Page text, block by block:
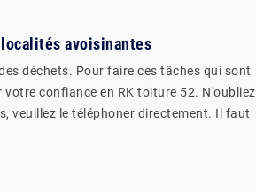
avoisinantes
déchets. Pour faire ces tâches qui sont
confiance en RK toiture 52. N'oubliez
veuillez le téléphoner directement. Il faut